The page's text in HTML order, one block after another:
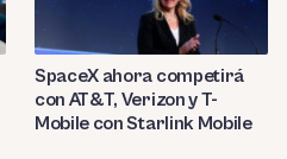
SpaceX ahora competirá
con AT&T, Verizon y T-
Mobile con Starlink Mobile